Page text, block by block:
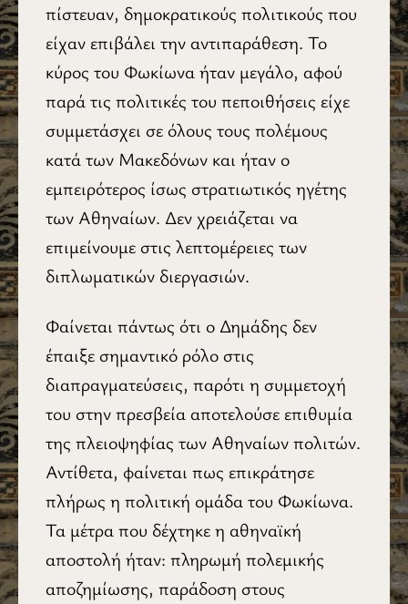
πίστευαν, δημοκρατικούς πολιτικούς που
είχαν επιβάλει την αντιπαράθεση. Το
κύρος του Φωκίωνα ήταν μεγάλο, αφού
παρά τις πολιτικές του πεποιθήσεις είχε
συμμετάσχει σε όλους τους πολέμους
κατά των Μακεδόνων και ήταν ο
εμπειρότερος ίσως στρατιωτικός ηγέτης
των Αθηναίων. Δεν χρειάζεται να
επιμείνουμε στις λεπτομέρειες των
διπλωματικών διεργασιών.
Φαίνεται πάντως ότι ο Δημάδης δεν
έπαιξε σημαντικό ρόλο στις
διαπραγματεύσεις, παρότι η συμμετοχή
του στην πρεσβεία αποτελούσε επιθυμία
της πλειοψηφίας των Αθηναίων πολιτών.
Αντίθετα, φαίνεται πως επικράτησε
πλήρως η πολιτική ομάδα του Φωκίωνα.
Τα μέτρα που δέχτηκε η αθηναϊκή
αποστολή ήταν: πληρωμή πολεμικής
αποζημίωσης, παράδοση στους